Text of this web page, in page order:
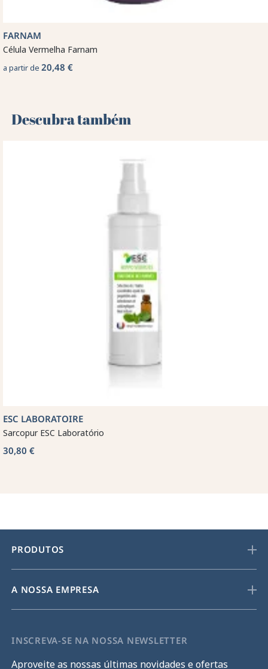
FARNAM
Célula Vermelha Farnam
a partir de 20,48 €
Descubra também 🌻
ESC LABORATOIRE
Sarcopur ESC Laboratório
30,80 €
PRODUTOS
A NOSSA EMPRESA
INSCREVA-SE NA NOSSA NEWSLETTER
Aproveite as nossas últimas novidades e ofertas